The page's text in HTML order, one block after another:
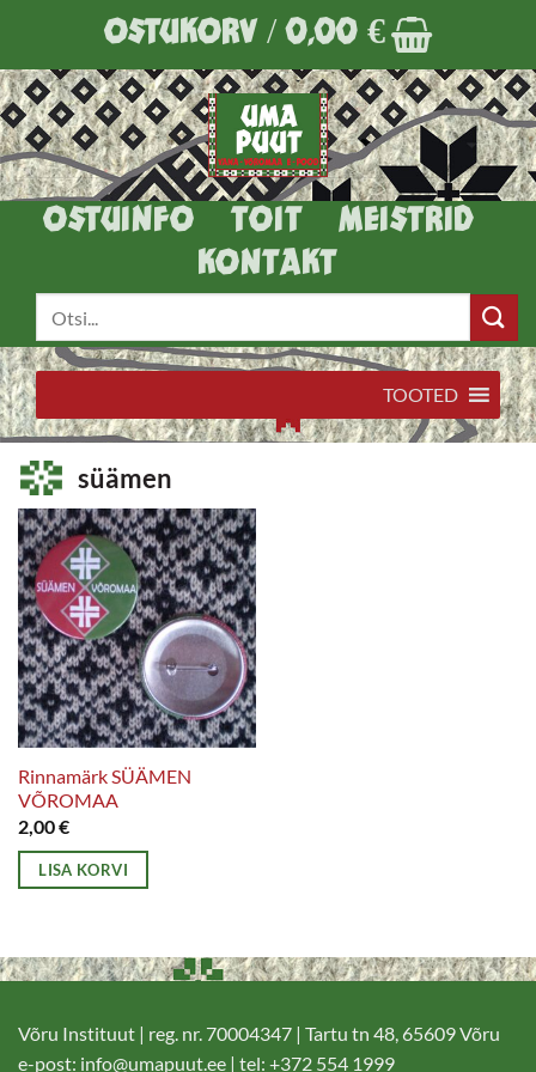
content
OSTUKORV /0,00 €
OSTUINFO TOIT
MEISTRID
KONTAKT
TOOTED
süämen
Rinnamärk SÜÄMEN
VÕROMAA
2,00€
LISA KORVI
Võru Instituut | reg. nr. 70004347 | Tartu tn 48, 65609 Võru
e-post: info@umapuut.ee | tel: +372 554 1999